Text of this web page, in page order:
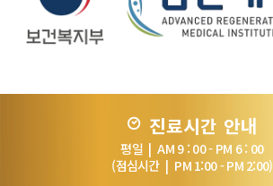
진료시간 안내
평일 | AM 9 : 00 - PM 6 : 00
(점심시간 | PM 1:00 - PM 2:00)